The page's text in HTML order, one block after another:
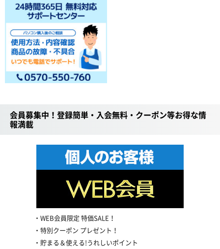
会員募集中！登録簡単・入会無料・クーポン等お得な情
報満載
WEB会員限定 特価SALE！
特別クーポン プレゼント！
貯まる＆使える!うれしいポイント